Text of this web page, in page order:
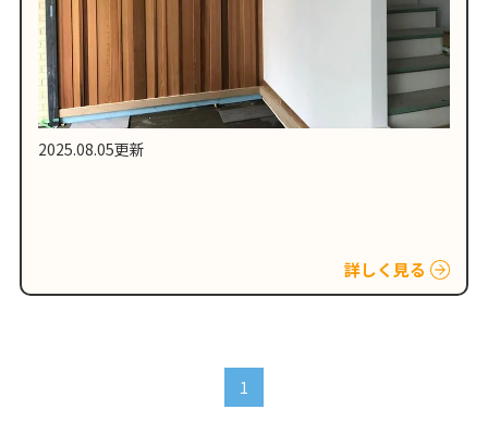
2025.08.05更新
詳しく見る
1